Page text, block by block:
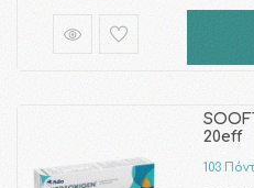
20eff
103